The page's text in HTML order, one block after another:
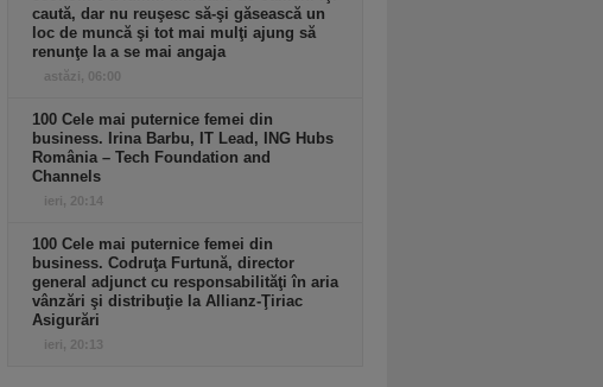
caută, dar nu reuşesc să-şi găsească un
loc de muncă şi tot mai mulţi ajung să
renunţe la a se mai angaja
astăzi, 06:00
100 Cele mai puternice femei din
business. Irina Barbu, IT Lead, ING Hubs
România – Tech Foundation and
Channels
ieri, 20:14
100 Cele mai puternice femei din
business. Codruţa Furtună, director
general adjunct cu responsabilităţi în aria
vânzări şi distribuţie la Allianz-Ţiriac
Asigurări
ieri, 20:13